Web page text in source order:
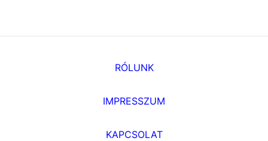
RÓLUNK
IMPRESSZUM
KAPCSOLAT